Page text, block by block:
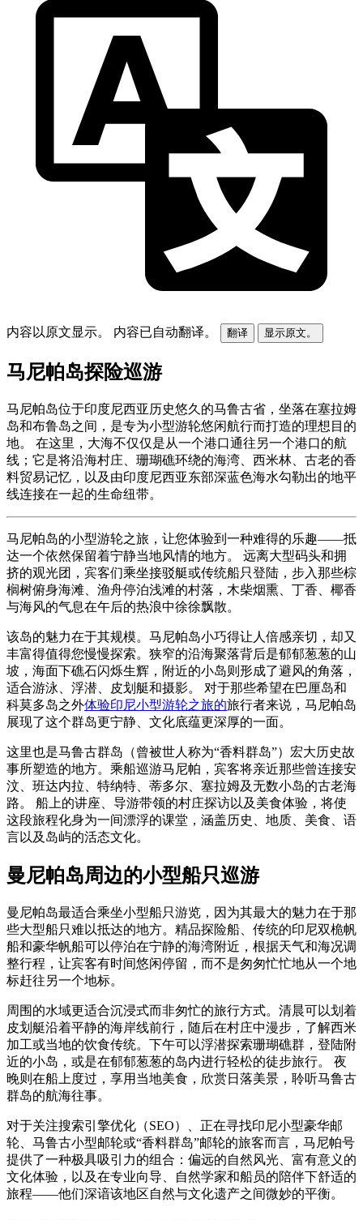
内容以原文显示。 内容已自动翻译。 翻译 显示原文。
马尼帕岛探险巡游
马尼帕岛位于印度尼西亚历史悠久的马鲁古省，坐落在塞拉姆
岛和布鲁岛之间，是专为小型游轮悠闲航行而打造的理想目的
地。 在这里，大海不仅仅是从一个港口通往另一个港口的航
线；它是将沿海村庄、珊瑚礁环绕的海湾、西米林、古老的香
料贸易记忆，以及由印度尼西亚东部深蓝色海水勾勒出的地平
线连接在一起的生命纽带。
马尼帕岛的小型游轮之旅，让您体验到一种难得的乐趣——抵
达一个依然保留着宁静当地风情的地方。 远离大型码头和拥
挤的观光团，宾客们乘坐接驳艇或传统船只登陆，步入那些棕
榈树俯身海滩、渔舟停泊浅滩的村落，木柴烟熏、丁香、椰香
与海风的气息在午后的热浪中徐徐飘散。
该岛的魅力在于其规模。马尼帕岛小巧得让人倍感亲切，却又
丰富得值得您慢慢探索。狭窄的沿海聚落背后是郁郁葱葱的山
坡，海面下礁石闪烁生辉，附近的小岛则形成了避风的角落，
适合游泳、浮潜、皮划艇和摄影。 对于那些希望在巴厘岛和
科莫多岛之外体验印尼小型游轮之旅的旅行者来说，马尼帕岛
展现了这个群岛更宁静、文化底蕴更深厚的一面。
这里也是马鲁古群岛（曾被世人称为“香料群岛”）宏大历史故
事所塑造的地方。乘船巡游马尼帕，宾客将亲近那些曾连接安
汶、班达内拉、特纳特、蒂多尔、塞拉姆及无数小岛的古老海
路。 船上的讲座、导游带领的村庄探访以及美食体验，将使
这段旅程化身为一间漂浮的课堂，涵盖历史、地质、美食、语
言以及岛屿的活态文化。
曼尼帕岛周边的小型船只巡游
曼尼帕岛最适合乘坐小型船只游览，因为其最大的魅力在于那
些大型船只难以抵达的地方。精品探险船、传统的印尼双桅帆
船和豪华帆船可以停泊在宁静的海湾附近，根据天气和海况调
整行程，让宾客有时间悠闲停留，而不是匆匆忙忙地从一个地
标赶往另一个地标。
周围的水域更适合沉浸式而非匆忙的旅行方式。清晨可以划着
皮划艇沿着平静的海岸线前行，随后在村庄中漫步，了解西米
加工或当地的饮食传统。下午可以浮潜探索珊瑚礁群，登陆附
近的小岛，或是在郁郁葱葱的岛内进行轻松的徒步旅行。 夜
晚则在船上度过，享用当地美食，欣赏日落美景，聆听马鲁古
群岛的航海往事。
对于关注搜索引擎优化（SEO）、正在寻找印尼小型豪华邮
轮、马鲁古小型邮轮或“香料群岛”邮轮的旅客而言，马尼帕号
提供了一种极具吸引力的组合：偏远的自然风光、富有意义的
文化体验，以及在专业向导、自然学家和船员的陪伴下舒适的
旅程——他们深谙该地区自然与文化遗产之间微妙的平衡。